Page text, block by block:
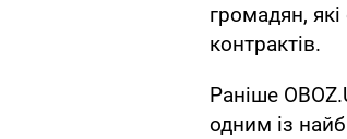
громадян,
контрактів.
Раніше
одним із